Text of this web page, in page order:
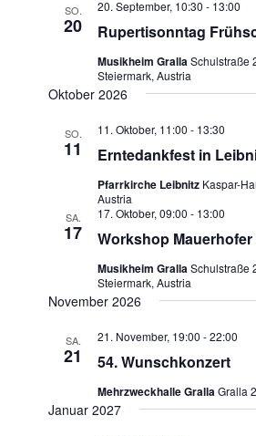
SO.
20 Rupertisonntag
20. September, 10:30 - 13:00
Musikheim GrallaSchulstraße
Steiermark, Austria
Oktober 2026
SO.
11 Erntedankfest in
11. Oktober, 11:00 - 13:30
Pfarrkirche Leibnitz Kaspar-
Austria
SA.
17 Workshop Mauerhofer
17. Oktober, 09:00 - 13:00
Musikheim GrallaSchulstraße
Steiermark, Austria
November 2026
SA.
21 54. Wunschkonzert
21. November, 19:00 -22:00
Mehrzweckhalle GrallaGralla
Januar 2027